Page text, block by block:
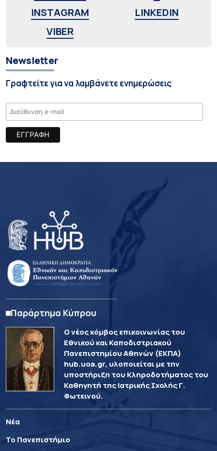
INSTAGRAM
LINKEDIN
VIBER
Newsletter
Γραφτείτε για να λαμβάνετε ενημερώσεις
Παράρτημα Κύπρου
Ο νέος κόμβος επικοινωνίας του
Εθνικού και Καποδιστριακού
Πανεπιστημίου Αθηνών (ΕΚΠΑ)
hub.uoa.gr, υλοποιείται με την
υποστήριξη του Κληροδοτήματος του
Καθηγητή της Ιατρικής Σχολής Γ.
Φωτεινού.
Νέα
Το Πανεπιστήμιο